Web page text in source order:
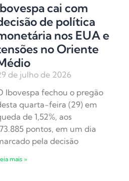
cai com
de política
nos EUA e
no Oriente
de julho de 2026
Ibovespa fechou o pregão
quarta-feira (29) em
de 1,52%, aos
pontos, em um dia
pela decisão
mais »